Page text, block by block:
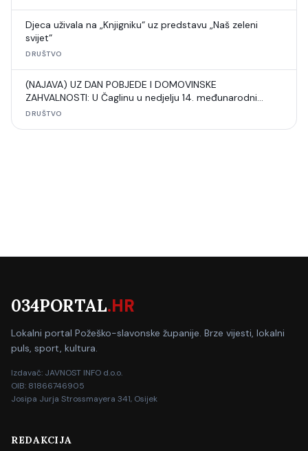
Djeca uživala na „Knjigniku“ uz predstavu „Naš zeleni
svijet“
DRUŠTVO
(NAJAVA) UZ DAN POBJEDE I DOMOVINSKE
ZAHVALNOSTI: U Čaglinu u nedjelju 14. međunarodni
šahovski turnir
DRUŠTVO
034PORTAL.HR
Lokalni portal Požeško-slavonske županije. Brze vijesti, lokalni
puls, sport, kultura.
Izdavač: JAVNOST INFO d.o.o.
OIB: 81866746905
Josipa Jurja Strossmayera 341, Osijek
REDAKCIJA